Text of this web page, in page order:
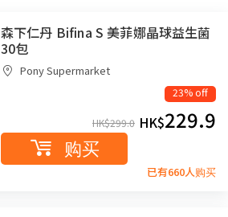
森下仁丹 Bifina S 美菲娜晶球益生菌
30包
Pony Supermarket
23% off
HK$299.0 HK$229.9
购买
已有660人购买